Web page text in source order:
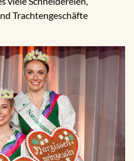
Trachtengeschäfte